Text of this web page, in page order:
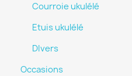
Courroie ukulélé
Etuis ukulélé
DIvers
Occasions